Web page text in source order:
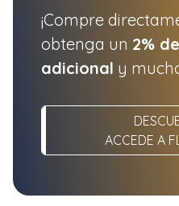
¡Compre
obtenga un 2%
adicional y
ACCEDE A